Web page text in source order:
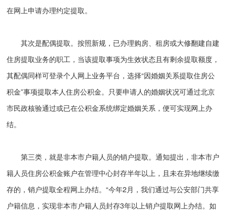
在网上申请办理约定提取。
其次是配偶提取。按照新规，已办理购房、租房或大修翻建自建
住房提取业务的职工，当该提取事项为生效状态且有剩余提取额度，
其配偶同样可登录个人网上业务平台，选择“因婚姻关系提取住房公
积金”事项提取本人住房公积金。只要申请人的婚姻状况可通过北京
市民政核验通过或已在公积金系统绑定婚姻关系，便可实现网上办
结。
第三类，就是非本市户籍人员的销户提取。通知提出，非本市户
籍人员住房公积金账户在管理中心封存半年以上，且未在异地继续缴
存的，销户提取全程网上办结。“今年2月，我们通过与公安部门共享
户籍信息，实现非本市户籍人员封存3年以上销户提取网上办结。如